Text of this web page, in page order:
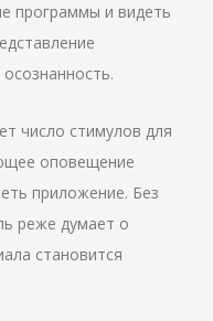
программы и видеть
число стимулов для
оповещение
приложение. Без
реже думает о
становится